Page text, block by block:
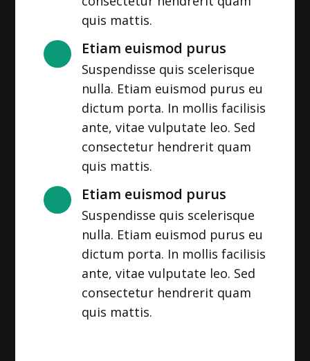
quis mattis.
Etiam euismod purus
Suspendisse quis scelerisque
nulla. Etiam euismod purus eu
dictum porta. In mollis facilisis
ante, vitae vulputate leo. Sed
consectetur hendrerit quam
quis mattis.
Etiam euismod purus
Suspendisse quis scelerisque
nulla. Etiam euismod purus eu
dictum porta. In mollis facilisis
ante, vitae vulputate leo. Sed
consectetur hendrerit quam
quis mattis.